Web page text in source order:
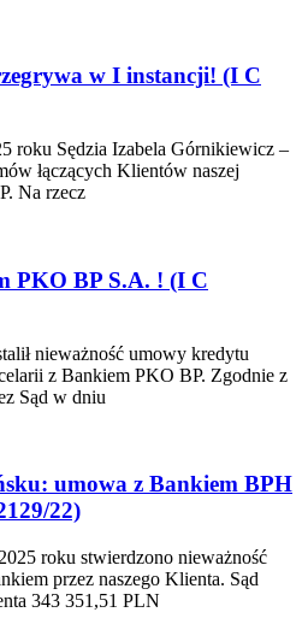
w I instancji! (I C
roku Sędzia Izabela Górnikiewicz –
łączących Klientów naszej
Na rzecz
PKO BP S.A. ! (I C
nieważność umowy kredytu
z Bankiem PKO BP. Zgodnie z
Sąd w dniu
umowa z Bankiem BPH
22)
roku stwierdzono nieważność
przez naszego Klienta. Sąd
343 351,51 PLN